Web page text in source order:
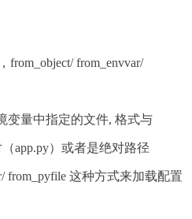
from_envvar/
变量中指定的文件, 格式与
app.py）或者是绝对路径
from_pyfile 这种方式来加载配置